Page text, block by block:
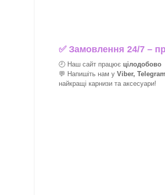
✅Замовлення 24/7 –
🕘 Наш сайт працює цілодобово
💬 Напишіть нам у Viber,
найкращі карнизи та аксесуари!